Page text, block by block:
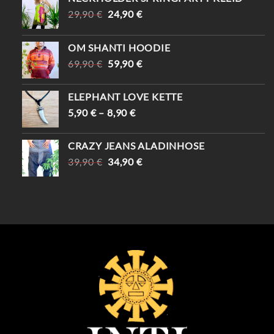
29,90€ URSPRÜNGLICHER
WAR:
29,90 €
24,90 €AKTUELLER
IST:
24,90 €.
OM SHANTI HOODIE
69,90€ URSPRÜNGLICHER
WAR:
69,90 €
59,90 €AKTUELLER
IST:
59,90 €.
ELEPHANT LOVE KETTE
5,90 €–8,90€
CRAZY JEANS ALADINHOSE
39,90€ URSPRÜNGLICHER
34,90 €AKTUELLER